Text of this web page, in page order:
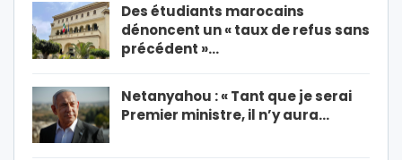
Des étudiants marocains
dénoncent un « taux de refus sans
précédent »…
Netanyahou : « Tant que je serai
Premier ministre, il n’y aura…